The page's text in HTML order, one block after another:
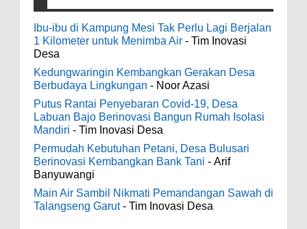
4000 Petani Hutan Blora Bakal Digelontor
Bantuan CSR Jumbo dan Bibit Ternak Gratis
0 8-4-2026
Indonesia Ceria Run Diharapkan Bawa
Dampak Positif Bagi Olah Raga dan
Ekonomi Blora
0 8-2-2026
Dari SILPA 90 Miliar Hingga Masalah Air
Bersih Bupati Blora Beberkan Solusi di
Paripurna DPRD
7-28-2026
galateapacino:
3-6-2022
Men's Black Titanium Wedding Band -
The Ottawa SenatorsThe Men's Black titanium i
phone case Titanium Wedding Band is the
world's first dedicated wedding band how strong
is titanium for Wo...
3-4-2022
Casino - DrmcdCasino is 부산광역 출
장안마 open and excited 고양 출장샵 to welcome
you back 의정부 출장샵 to a 제주도 출장마사지
Ibu-ibu di Kampung Mesi Tak Perlu Lagi Berjalan
1 Kilometer untuk Menimba Air - Tim Inovasi
Desa
Kedungwaringin Kembangkan Gerakan Desa
Berbudaya Lingkungan - Noor Azasi
Putus Rantai Penyebaran Covid-19, Desa
Labuan Bajo Berinovasi Bangun Rumah Isolasi
Mandiri - Tim Inovasi Desa
Permudah Kebutuhan Petani, Desa Bulusari
Berinovasi Kembangkan Bank Tani - Arif
Banyuwangi
Main Air Sambil Nikmati Pemandangan Sawah di
Talangseng Garut- Tim Inovasi Desa